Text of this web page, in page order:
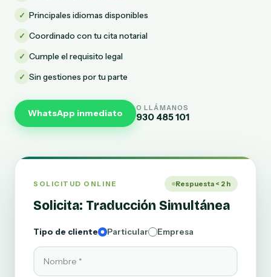
✓ Principales idiomas disponibles
✓ Coordinado con tu cita notarial
✓ Cumple el requisito legal
✓ Sin gestiones por tu parte
WhatsApp inmediato O LLÁMANOS
930 485 101
SOLICITUD ONLINE Respuesta < 2 h
Solicita: Traducción Simultánea
Tipo de cliente Particular Empresa
Nombre